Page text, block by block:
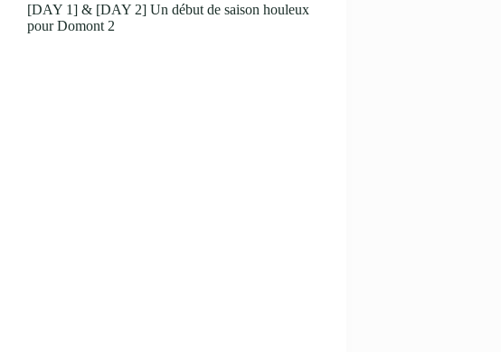
[DAY 1] & [DAY 2] Un début de saison houleux
pour Domont 2